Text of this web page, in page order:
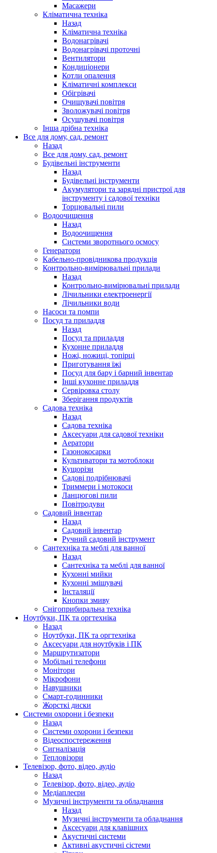
Масажери
Кліматична техніка
Назад
Кліматична техніка
Водонагрівачі
Водонагрівачі проточні
Вентилятори
Кондиціонери
Котли опалення
Кліматичні комплекси
Обігрівачі
Очищувачі повітря
Зволожувачі повітря
Осушувачі повітря
Інша дрібна техніка
Все для дому, сад, ремонт
Назад
Все для дому, сад, ремонт
Будівельні інструменти
Назад
Будівельні інструменти
Акумулятори та зарядні пристрої для
інструменту і садової техніки
Торцювальні пили
Водоочищення
Назад
Водоочищення
Системи зворотнього осмосу
Генератори
Кабельно-провідникова продукція
Контрольно-вимірювальні прилади
Назад
Контрольно-вимірювальні прилади
Лічильники електроенергії
Лічильники води
Насоси та помпи
Посуд та приладдя
Назад
Посуд та приладдя
Кухонне приладдя
Ножі, ножиці, топірці
Приготування їжі
Посуд для бару і барний інвентар
Інші кухонне приладдя
Сервіровка столу
Зберігання продуктів
Садова техніка
Назад
Садова техніка
Аксесуари для садової техніки
Аератори
Газонокосарки
Культиватори та мотоблоки
Кущорізи
Садові подрібнювачі
Триммери і мотокоси
Ланцюгові пили
Повітродуви
Садовий інвентар
Назад
Садовий інвентар
Ручний садовий інструмент
Сантехніка та меблі для ванної
Назад
Сантехніка та меблі для ванної
Кухонні мийки
Кухонні змішувачі
Інсталяції
Кнопки змиву
Снігоприбиральна техніка
Ноутбуки, ПК та оргтехніка
Назад
Ноутбуки, ПК та оргтехніка
Аксесуари для ноутбуків і ПК
Маршрутизатори
Мобільні телефони
Монітори
Мікрофони
Навушники
Смарт-годинники
Жорсткі диски
Системи охорони і безпеки
Назад
Системи охорони і безпеки
Відеоспостереження
Сигналізація
Тепловізори
Телевізор, фото, відео, аудіо
Назад
Телевізор, фото, відео, аудіо
Медіаплеєри
Музичні інструменти та обладнання
Назад
Музичні інструменти та обладнання
Аксесуари для клавішних
Акустичні системи
Активні акустичні сістеми